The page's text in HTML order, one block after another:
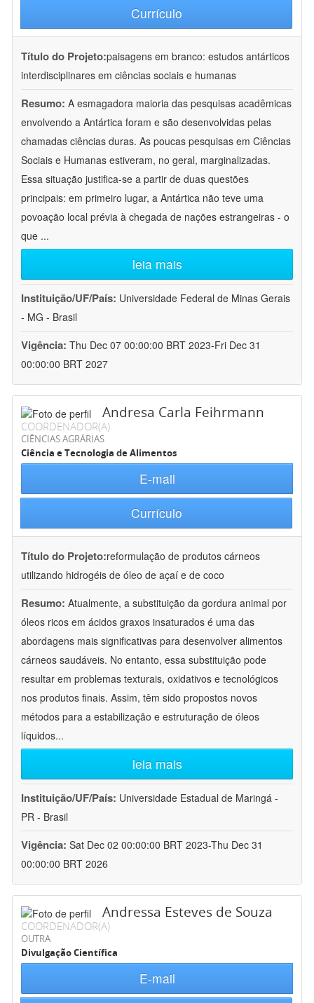
Currículo
Título do Projeto:paisagens em branco: estudos antárticos
interdisciplinares em ciências sociais e humanas
Resumo: A esmagadora maioria das pesquisas acadêmicas
envolvendo a Antártica foram e são desenvolvidas pelas
chamadas ciências duras. As poucas pesquisas em Ciências
Sociais e Humanas estiveram, no geral, marginalizadas.
Essa situação justifica-se a partir de duas questões
principais: em primeiro lugar, a Antártica não teve uma
povoação local prévia à chegada de nações estrangeiras - o
que ...
leia mais
Instituição/UF/País: Universidade Federal de Minas Gerais
- MG - Brasil
Vigência: Thu Dec 07 00:00:00 BRT 2023-Fri Dec 31
00:00:00 BRT 2027
Andresa Carla Feihrmann
COORDENADOR(A)
CIÊNCIAS AGRÁRIAS
Ciência e Tecnologia de Alimentos
E-mail
Currículo
Título do Projeto:reformulação de produtos cárneos
utilizando hidrogéis de óleo de açaí e de coco
Resumo: Atualmente, a substituição da gordura animal por
óleos ricos em ácidos graxos insaturados é uma das
abordagens mais significativas para desenvolver alimentos
cárneos saudáveis. No entanto, essa substituição pode
resultar em problemas texturais, oxidativos e tecnológicos
nos produtos finais. Assim, têm sido propostos novos
métodos para a estabilização e estruturação de óleos
líquidos...
leia mais
Instituição/UF/País: Universidade Estadual de Maringá -
PR - Brasil
Vigência: Sat Dec 02 00:00:00 BRT 2023-Thu Dec 31
00:00:00 BRT 2026
Andressa Esteves de Souza
COORDENADOR(A)
OUTRA
Divulgação Científica
E-mail